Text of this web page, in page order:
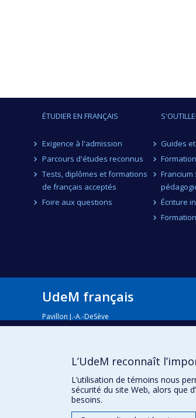
ÉTUDIER EN FRANÇAIS
Exigence à l'admission
Parcours d'études reconnus
Tests, diplômes et formations
de français acceptés
Foire aux questions
Guides
Francium
Écriture
UdeM français
Pavillon J.-A.-DeSève
2332, boul. Édouard-Montpetit Bureau C-4511
Nous joindre
Inscrivez-vous à notre infolettre
L’UdeM reconnaît
L’utilisation de témoins nous
sécurité du site Web, alors que
besoins.